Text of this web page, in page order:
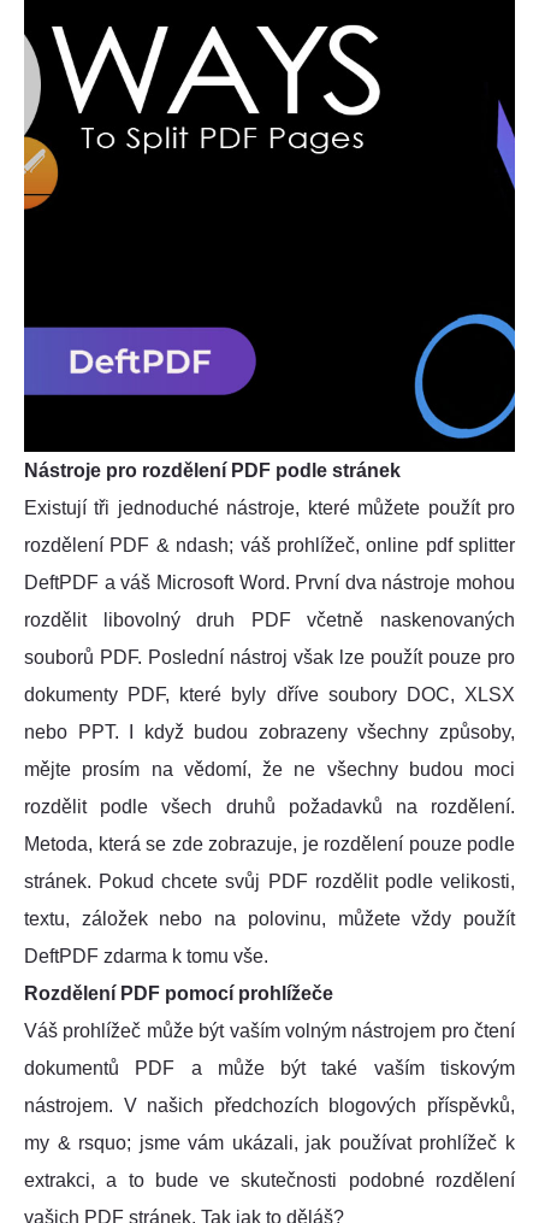
Nástroje pro rozdělení PDF podle stránek
Existují tři jednoduché nástroje, které můžete použít pro
rozdělení PDF & ndash; váš prohlížeč, online pdf splitter
DeftPDF a váš Microsoft Word. První dva nástroje mohou
rozdělit libovolný druh PDF včetně naskenovaných
souborů PDF. Poslední nástroj však lze použít pouze pro
dokumenty PDF, které byly dříve soubory DOC, XLSX
nebo PPT. I když budou zobrazeny všechny způsoby,
mějte prosím na vědomí, že ne všechny budou moci
rozdělit podle všech druhů požadavků na rozdělení.
Metoda, která se zde zobrazuje, je rozdělení pouze podle
stránek. Pokud chcete svůj PDF rozdělit podle velikosti,
textu, záložek nebo na polovinu, můžete vždy použít
DeftPDF zdarma k tomu vše.
Rozdělení PDF pomocí prohlížeče
Váš prohlížeč může být vaším volným nástrojem pro čtení
dokumentů PDF a může být také vaším tiskovým
nástrojem. V našich předchozích blogových příspěvků,
my & rsquo; jsme vám ukázali, jak používat prohlížeč k
extrakci, a to bude ve skutečnosti podobné rozdělení
vašich PDF stránek. Tak jak to děláš?